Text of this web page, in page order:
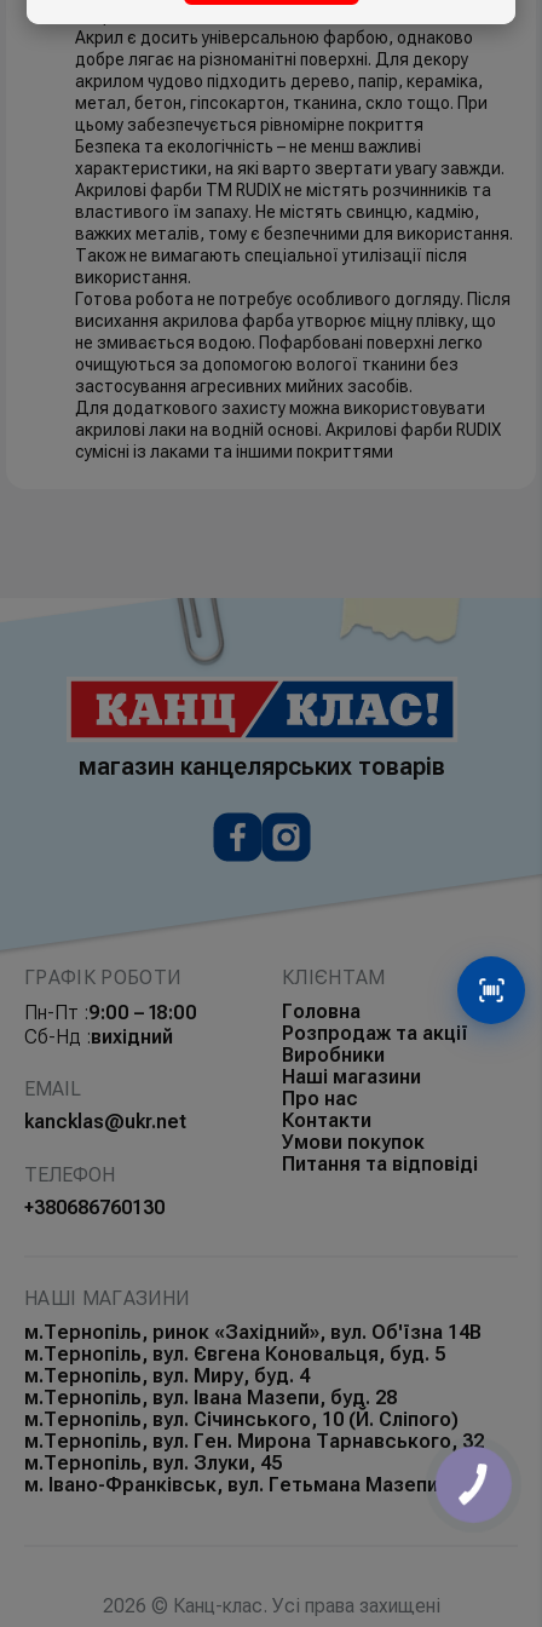
Акрил є досить універсальною фарбою, однаково
добре лягає на різноманітні поверхні. Для декору
акрилом чудово підходить дерево, папір, кераміка,
метал, бетон, гіпсокартон, тканина, скло тощо. При
цьому забезпечується рівномірне покриття
Безпека та екологічність – не менш важливі
характеристики, на які варто звертати увагу завжди.
Акрилові фарби ТМ RUDIX не містять розчинників та
властивого їм запаху. Не містять свинцю, кадмію,
важких металів, тому є безпечними для використання.
Також не вимагають спеціальної утилізації після
використання.
Готова робота не потребує особливого догляду. Після
висихання акрилова фарба утворює міцну плівку, що
не змивається водою. Пофарбовані поверхні легко
очищуються за допомогою вологої тканини без
застосування агресивних мийних засобів.
Для додаткового захисту можна використовувати
акрилові лаки на водній основі. Акрилові фарби RUDIX
сумісні із лаками та іншими покриттями
магазин канцелярських товарів
ГРАФІК РОБОТИ
Пн-Пт :9:00 – 18:00
Сб-Нд :вихідний
EMAIL
kancklas@ukr.net
ТЕЛЕФОН
+380686760130
КЛІЄНТАМ
Головна
Розпродаж та акції
Виробники
Наші магазини
Про нас
Контакти
Умови покупок
Питання та відповіді
НАШІ МАГАЗИНИ
м.Тернопіль, ринок «Західний», вул. Об'їзна 14В
м.Тернопіль, вул. Євгена Коновальця, буд. 5
м.Тернопіль, вул. Миру, буд. 4
м.Тернопіль, вул. Івана Мазепи, буд. 28
м.Тернопіль, вул. Січинського, 10 (Й. Сліпого)
м.Тернопіль, вул. Ген. Мирона Тарнавського, 32
м.Тернопіль, вул. Злуки, 45
м. Івано-Франківськ, вул. Гетьмана Мазепи, 168Б
2026 © Канц-клас. Усі права захищені
КНОПКА
ЗВ'ЯЗКУ